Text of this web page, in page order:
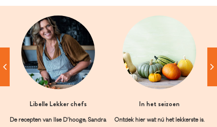
Libelle Lekker chefs
De recepten van Ilse D’hooge, Sandra
In het seizoen
Ontdek hier wat nú het lekkerste is.